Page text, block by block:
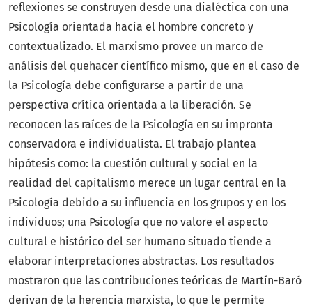
reflexiones se construyen desde una dialéctica con una
Psicología orientada hacia el hombre concreto y
contextualizado. El marxismo provee un marco de
análisis del quehacer científico mismo, que en el caso de
la Psicología debe configurarse a partir de una
perspectiva crítica orientada a la liberación. Se
reconocen las raíces de la Psicología en su impronta
conservadora e individualista. El trabajo plantea
hipótesis como: la cuestión cultural y social en la
realidad del capitalismo merece un lugar central en la
Psicología debido a su influencia en los grupos y en los
individuos; una Psicología que no valore el aspecto
cultural e histórico del ser humano situado tiende a
elaborar interpretaciones abstractas. Los resultados
mostraron que las contribuciones teóricas de Martín-Baró
derivan de la herencia marxista, lo que le permite